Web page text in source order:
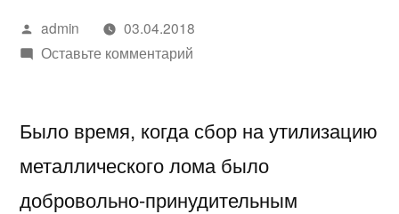
Написано
автором
admin
03.04.2018
Оставьте комментарийк
металлолом
Было время, когда сбор на утилизацию
металлического лома было
добровольно-принудительным